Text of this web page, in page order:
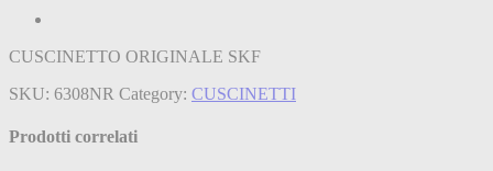
CUSCINETTO ORIGINALE SKF
SKU: 6308NR Category: CUSCINETTI
Prodotti correlati